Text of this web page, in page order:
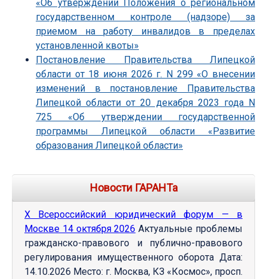
«Об утверждении Положения о региональном
государственном контроле (надзоре) за
приемом на работу инвалидов в пределах
установленной квоты»
Постановление Правительства Липецкой
области от 18 июня 2026 г. N 299 «О внесении
изменений в постановление Правительства
Липецкой области от 20 декабря 2023 года N
725 «Об утверждении государственной
программы Липецкой области «Развитие
образования Липецкой области»
Новости ГАРАНТа
Х Всероссийский юридический форум — в
Москве 14 октября 2026 Актуальные проблемы
гражданско-правового и публично-правового
регулирования имущественного оборота Дата:
14.10.2026 Место: г. Москва, КЗ «Космос», просп.